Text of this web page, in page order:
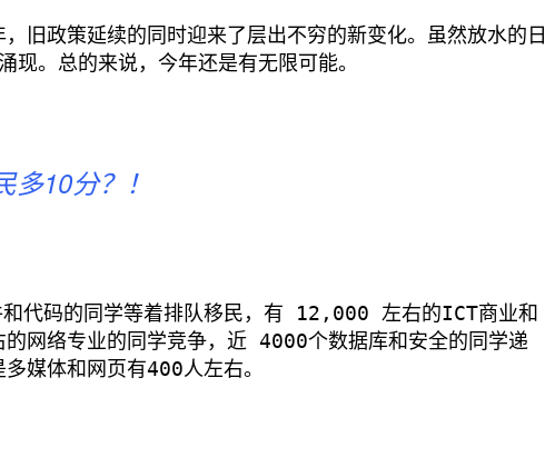
旧政策延续的同时迎来了层出不穷的新变化。虽然放水的日
现。总的来说，今年还是有无限可能。
10分？！
代码的同学等着排队移民，有 12,000 左右的ICT商业和
网络专业的同学竞争，近 4000个数据库和安全的同学递
媒体和网页有400人左右。